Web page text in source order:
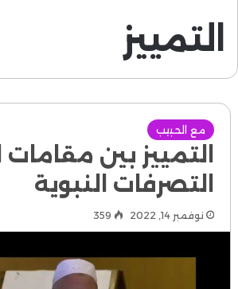
التمييز
مع الحبيب
التمييز بين مقامات
التصرفات النبوية
نوفمبر 14, 2022 359